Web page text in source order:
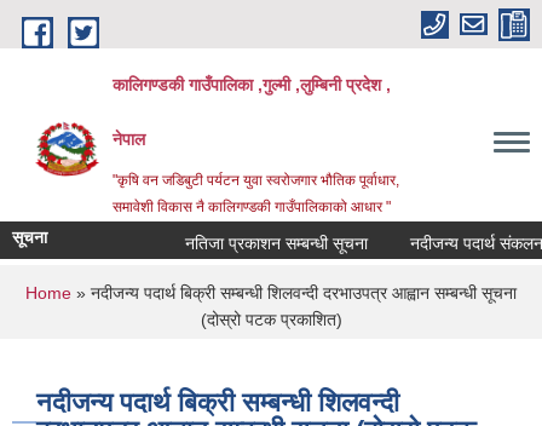
Skip to main content
कालिगण्डकी गाउँपालिका ,गुल्मी ,लुम्बिनी प्रदेश ,
नेपाल
"कृषि वन जडिबुटी पर्यटन युवा स्वरोजगार भौतिक पूर्वाधार,
समावेशी विकास नै कालिगण्डकी गाउँपालिकाको आधार "
सूचना नतिजा प्रकाशन सम्बन्धी सूचना नदीजन्य पदार्थ संकलन
You are here
Home » नदीजन्य पदार्थ बिक्री सम्बन्धी शिलवन्दी दरभाउपत्र आह्वान सम्बन्धी सूचना
(दोस्रो पटक प्रकाशित)
नदीजन्य पदार्थ बिक्री सम्बन्धी शिलवन्दी